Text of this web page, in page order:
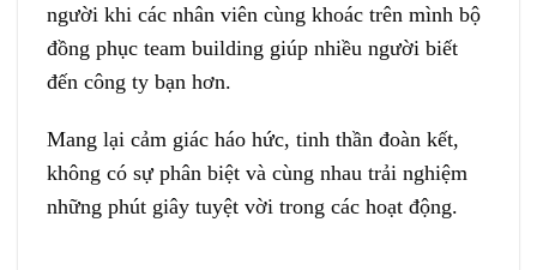
người khi các nhân viên cùng khoác trên mình bộ
đồng phục team building giúp nhiều người biết
đến công ty bạn hơn.
Mang lại cảm giác háo hức, tinh thần đoàn kết,
không có sự phân biệt và cùng nhau trải nghiệm
những phút giây tuyệt vời trong các hoạt động.